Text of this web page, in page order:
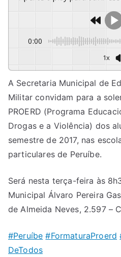
0:00
1x
A Secretaria Municipal de
Militar convidam para a
PROERD (Programa
Drogas e a Violência) dos
semestre de 2017, nas
particulares de Peruíbe.
Será nesta terça-feira às
Municipal Álvaro Pereira
de Almeida Neves, 2.597 –
#Peruíbe #FormaturaProerd
DeTodos